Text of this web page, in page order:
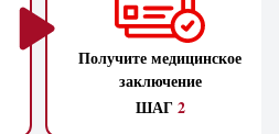
Получите медицинское
заключение
ШАГ2